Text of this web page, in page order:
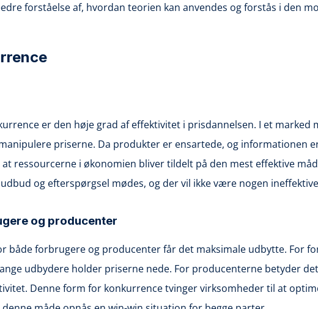
forståelse af, hvordan teorien kan anvendes og forstås i den
er den høje grad af effektivitet i prisdannelsen. I et
priserne. Da produkter er ensartede, og informationen
ressourcerne i økonomien bliver tildelt på den mest effektive
og efterspørgsel mødes, og der vil ikke være nogen
og producenter
både forbrugere og producenter får det maksimale udbytte. For
udbydere holder priserne nede. For producenterne betyder
Denne form for konkurrence tvinger virksomheder til at